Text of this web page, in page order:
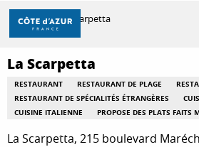
Aller
contenu
principal
DÉCOUVRIR
À FAIRE
Accueil La Scarpetta
La Scarpetta
RESTAURANT RESTAURANT DE PLAGE
RESTAURANT DE SPÉCIALITÉS ÉTRANGÈRES
CUISINE ITALIENNE
PROPOSE DES PLATS FAITS
La Scarpetta, 215 boulevard